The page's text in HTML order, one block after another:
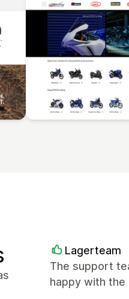
Lagerteam
The support
happy with the